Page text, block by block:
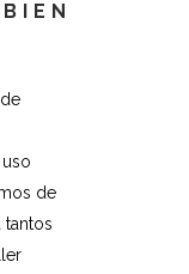
de
tantos